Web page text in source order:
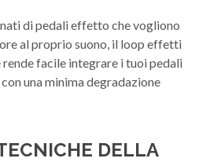
di pedali effetto che vogliono
al proprio suono, il loop effetti
facile integrare i tuoi pedali
una minima degradazione
DELLA